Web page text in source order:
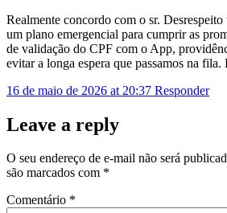
Realmente concordo com o sr.
um plano emergencial para cumprir as
de validação do CPF com o App,
evitar a longa espera que passamos na fila.
16 de maio de 2026 at 20:37 Responder
Leave a reply
O seu endereço de e-mail não será
são marcados com *
Comentário *